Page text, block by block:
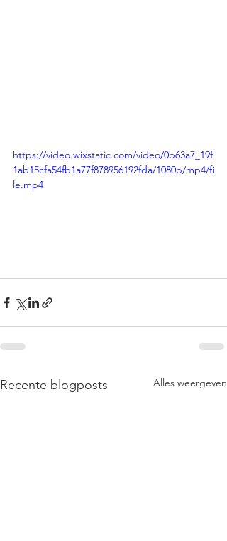
https://video.wixstatic.com/video/0b63a7_19f
1ab15cfa54fb1a77f878956192fda/1080p/mp4/fi
le.mp4
Recente blogposts Alles weergeven